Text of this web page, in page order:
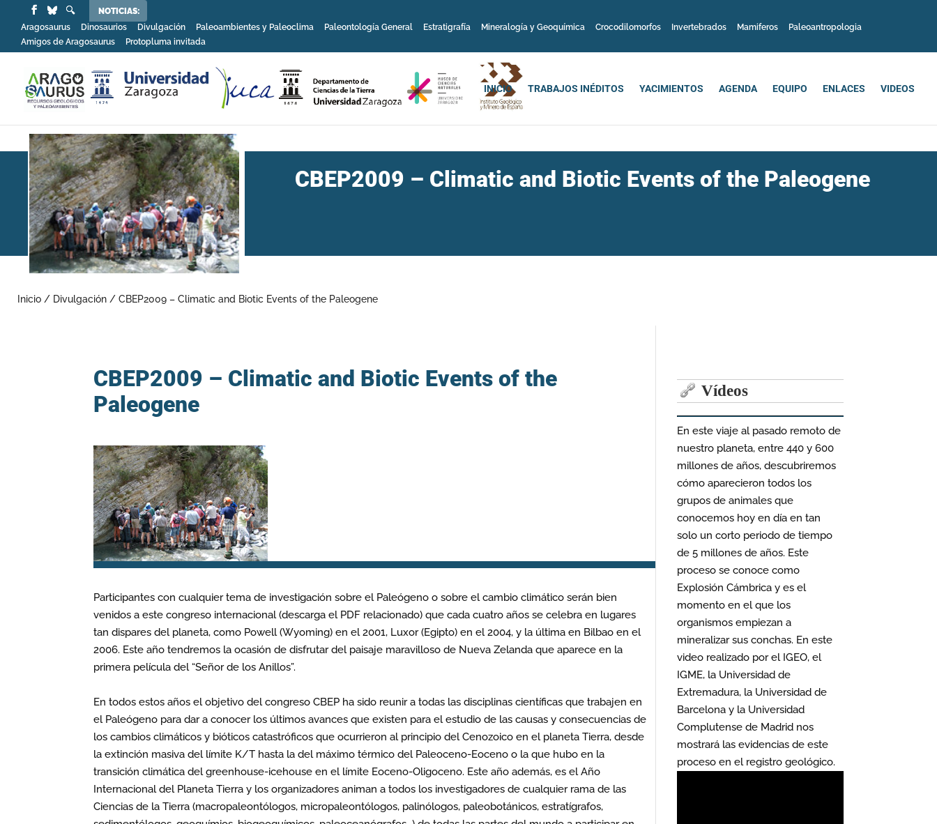
NOTICIAS:
Aragosaurus
Dinosaurios Divulgación Paleoambientes y Paleoclima Paleontología General Estratigrafía Mineralogía y Geoquímica Crocodilomorfos Invertebrados Mamiferos
Paleoantropologia
Amigos de Aragosaurus
Protopluma invitada
INICIO TRABAJOS INÉDITOS YACIMIENTOS AGENDA EQUIPO ENLACES VIDEOS
CBEP2009 – Climatic and Biotic Events of the Paleogene
Inicio / Divulgación / CBEP2009 – Climatic and Biotic Events of the Paleogene
CBEP2009 – Climatic and Biotic Events of the
Paleogene
Participantes con cualquier tema de investigación sobre el Paleógeno o sobre el cambio climático serán bien
venidos a este congreso internacional (descarga el PDF relacionado) que cada cuatro años se celebra en lugares
tan dispares del planeta, como Powell (Wyoming) en el 2001, Luxor (Egipto) en el 2004, y la última en Bilbao en el
2006. Este año tendremos la ocasión de disfrutar del paisaje maravilloso de Nueva Zelanda que aparece en la
primera película del “Señor de los Anillos”.
En todos estos años el objetivo del congreso CBEP ha sido reunir a todas las disciplinas científicas que trabajen en
el Paleógeno para dar a conocer los últimos avances que existen para el estudio de las causas y consecuencias de
los cambios climáticos y bióticos catastróficos que ocurrieron al principio del Cenozoico en el planeta Tierra, desde
la extinción masiva del límite K/T hasta la del máximo térmico del Paleoceno-Eoceno o la que hubo en la
transición climática del greenhouse-icehouse en el límite Eoceno-Oligoceno. Este año además, es el Año
Internacional del Planeta Tierra y los organizadores animan a todos los investigadores de cualquier rama de las
Ciencias de la Tierra (macropaleontólogos, micropaleontólogos, palinólogos, paleobotánicos, estratígrafos,
Vídeos
En este viaje al pasado remoto de
nuestro planeta, entre 440 y 600
millones de años, descubriremos
cómo aparecieron todos los
grupos de animales que
conocemos hoy en día en tan
solo un corto periodo de tiempo
de 5 millones de años. Este
proceso se conoce como
Explosión Cámbrica y es el
momento en el que los
organismos empiezan a
mineralizar sus conchas. En este
video realizado por el IGEO, el
IGME, la Universidad de
Extremadura, la Universidad de
Barcelona y la Universidad
Complutense de Madrid nos
mostrará las evidencias de este
proceso en el registro geológico.